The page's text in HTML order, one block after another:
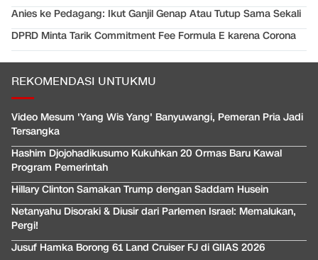
Anies ke Pedagang: Ikut Ganjil Genap Atau Tutup Sama Sekali
DPRD Minta Tarik Commitment Fee Formula E karena Corona
REKOMENDASI UNTUKMU
Video Mesum 'Yang Wis Yang' Banyuwangi, Pemeran Pria Jadi
Tersangka
Hashim Djojohadikusumo Kukuhkan 20 Ormas Baru Kawal
Program Pemerintah
Hillary Clinton Samakan Trump dengan Saddam Husein
Netanyahu Disoraki & Diusir dari Parlemen Israel: Memalukan,
Pergi!
Jusuf Hamka Borong 61 Land Cruiser FJ di GIIAS 2026